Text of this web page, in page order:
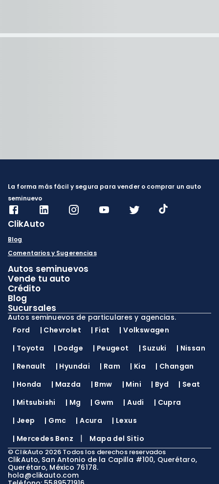
La forma más fácil y segura para vender o comprar un auto
seminuevo
ClikAuto
Blog
Comentarios y Sugerencias
Autos seminuevos
Vende tu auto
Crédito
Blog
Sucursales
Autos seminuevos de particulares y agencias.
Ford
| Chevrolet | Fiat |Volkswagen
| Toyota | Dodge | Peugeot | Suzuki | Nissan
| Renault | Hyundai | Ram | Kia | Changan
| Honda | Mazda | Bmw | Mini | Byd | Seat
| Mitsubishi | Mg | Gwm |Audi | Cupra
| Jeep | Gmc |Acura | Lexus
| Mercedes Benz | Mapa del Sitio
© ClikAuto 2026 Todos los derechos reservados
ClikAuto, San Antonio de la Capilla #100, Querétaro,
Querétaro, México 76178.
hola@clikauto.com